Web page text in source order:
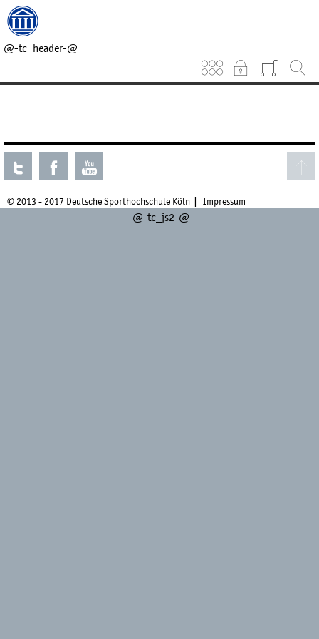
@-tc_header-@
@-tc_breadcrumb-@
Keinen aktuellen Kurs gefunden.
© 2013 - 2017 Deutsche Sporthochschule Köln Impressum
@-tc_js2-@